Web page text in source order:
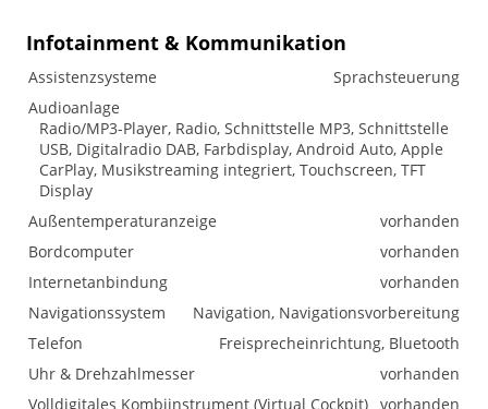
Infotainment & Kommunikation
Assistenzsysteme
Sprachsteuerung
Audioanlage
Radio/MP3-Player, Radio, Schnittstelle MP3, Schnittstelle
USB, Digitalradio DAB, Farbdisplay, Android Auto, Apple
CarPlay, Musikstreaming integriert, Touchscreen, TFT
Display
Außentemperaturanzeige
vorhanden
Bordcomputer
vorhanden
Internetanbindung
vorhanden
Navigationssystem
Navigation, Navigationsvorbereitung
Telefon
Freisprecheinrichtung, Bluetooth
Uhr & Drehzahlmesser
vorhanden
Volldigitales Kombiinstrument (Virtual Cockpit) vorhanden